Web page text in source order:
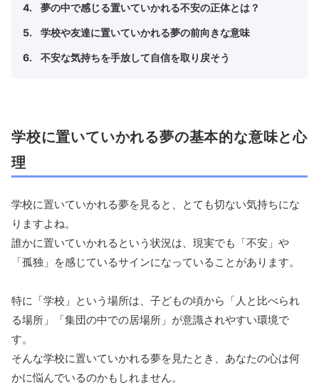
夢の中で感じる置いていかれる不安の正体とは？
学校や友達に置いていかれる夢の前向きな意味
不安な気持ちを手放して自信を取り戻そう
学校に置いていかれる夢の基本的な意味と心
理
学校に置いていかれる夢を見ると、とても切ない気持ちにな
りますよね。
誰かに置いていかれるという状況は、現実でも「不安」や
「孤独」を感じているサインになっていることがあります。
特に「学校」という場所は、子どもの頃から「人と比べられ
る場所」「集団の中での居場所」が意識されやすい環境で
す。
そんな学校に置いていかれる夢を見たとき、あなたの心は何
かに悩んでいるのかもしれません。